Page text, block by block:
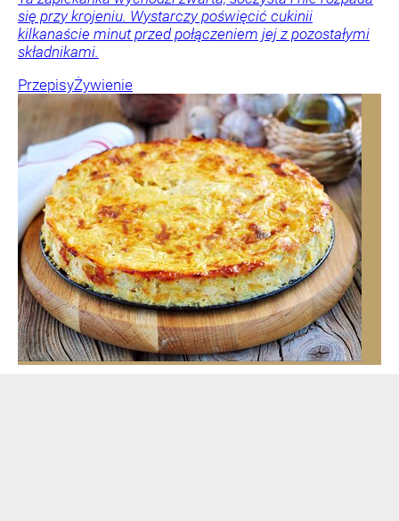
się przy krojeniu. Wystarczy poświęcić cukinii
kilkanaście minut przed połączeniem jej z pozostałymi
składnikami.
PrzepisyŻywienie